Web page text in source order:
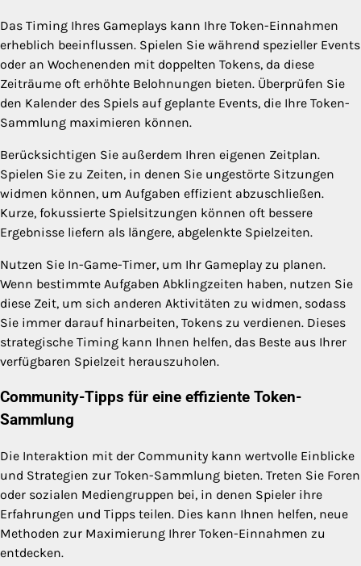
Das Timing Ihres Gameplays kann Ihre Token-Einnahmen
erheblich beeinflussen. Spielen Sie während spezieller Events
oder an Wochenenden mit doppelten Tokens, da diese
Zeiträume oft erhöhte Belohnungen bieten. Überprüfen Sie
den Kalender des Spiels auf geplante Events, die Ihre Token-
Sammlung maximieren können.
Berücksichtigen Sie außerdem Ihren eigenen Zeitplan.
Spielen Sie zu Zeiten, in denen Sie ungestörte Sitzungen
widmen können, um Aufgaben effizient abzuschließen.
Kurze, fokussierte Spielsitzungen können oft bessere
Ergebnisse liefern als längere, abgelenkte Spielzeiten.
Nutzen Sie In-Game-Timer, um Ihr Gameplay zu planen.
Wenn bestimmte Aufgaben Abklingzeiten haben, nutzen Sie
diese Zeit, um sich anderen Aktivitäten zu widmen, sodass
Sie immer darauf hinarbeiten, Tokens zu verdienen. Dieses
strategische Timing kann Ihnen helfen, das Beste aus Ihrer
verfügbaren Spielzeit herauszuholen.
Community-Tipps für eine effiziente Token-
Sammlung
Die Interaktion mit der Community kann wertvolle Einblicke
und Strategien zur Token-Sammlung bieten. Treten Sie Foren
oder sozialen Mediengruppen bei, in denen Spieler ihre
Erfahrungen und Tipps teilen. Dies kann Ihnen helfen, neue
Methoden zur Maximierung Ihrer Token-Einnahmen zu
entdecken.